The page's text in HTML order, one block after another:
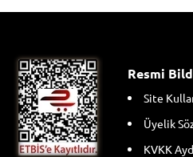
Resmi
Site
Üyelik
KVKK